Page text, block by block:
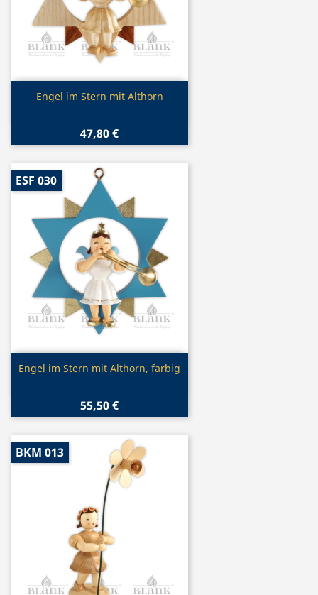
 Vorschau
Engel im Stern mit Althorn
47,80 €
Vorschau
Engel im Stern mit Althorn, farbig
55,50 €
ESF 030
BKM 013